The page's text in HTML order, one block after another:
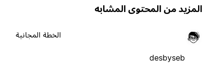
من المحتوى المشابه
desbyseb
الخطة المجانية